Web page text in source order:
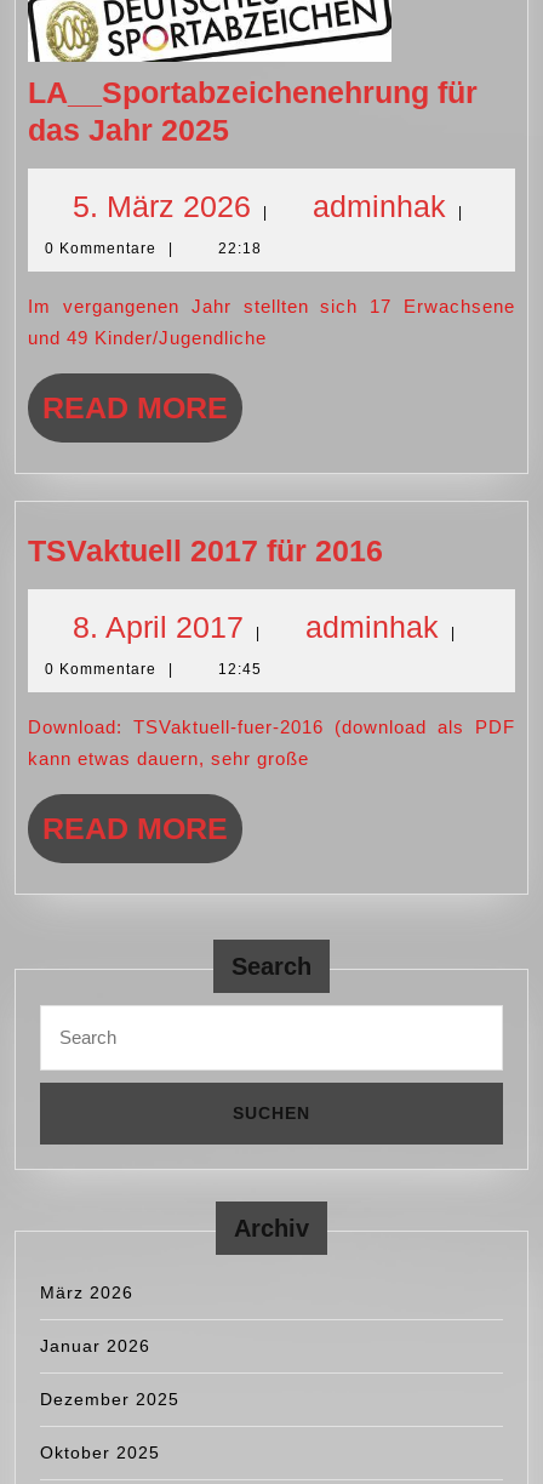
LA__Sportabzeichenehrung für
das Jahr 2025
für
das
Jahr
2025
5. März 2026 5.
März
2026
adminhak
0 Kommentare 22:18
und 49 Kinder/Jugendliche
READ MORE READ
TSVaktuell 2017 für 2016
2017
für
8. April 2017 8.
April
2017
| adminhak |
0 Kommentare | 12:45
Download: TSVaktuell-fuer-2016 (download als PDF
kann etwas dauern, sehr große
READ MORE READ
Search
for:
Archiv
März 2026
Januar 2026
Dezember 2025
Oktober 2025